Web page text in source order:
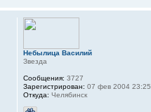
Небылица Василий
Звезда
Сообщения: 3727
Зарегистрирован: 07 фев 2004 23:25
Откуда: Челябинск